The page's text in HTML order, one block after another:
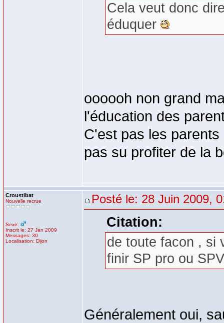
Cela veut donc
éduquer
oooooh non grand
l'éducation des
C'est pas les
pas su profiter de la
Croustibat
Nouvelle recrue
Sexe:
Inscrit le: 27 Jan 2009
Messages: 30
Localisation: Dijon
Posté le: 28 Juin 2009,
Citation:
de toute facon , si
finir SP pro ou SPV
Généralement oui,